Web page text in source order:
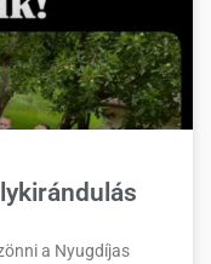
a Nyugdíjas